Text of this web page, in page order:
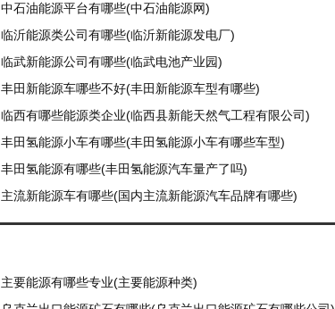
中石油能源平台有哪些(中石油能源网)
临沂能源类公司有哪些(临沂新能源发电厂)
临武新能源公司有哪些(临武电池产业园)
丰田新能源车哪些不好(丰田新能源车型有哪些)
临西有哪些能源类企业(临西县新能天然气工程有限公司)
丰田氢能源小车有哪些(丰田氢能源小车有哪些车型)
丰田氢能源有哪些(丰田氢能源汽车量产了吗)
主流新能源车有哪些(国内主流新能源汽车品牌有哪些)
主要能源有哪些专业(主要能源种类)